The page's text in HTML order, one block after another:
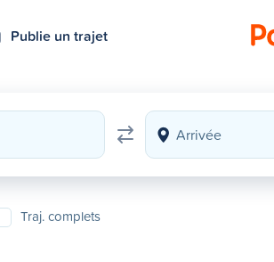
Publie un trajet
Traj. complets